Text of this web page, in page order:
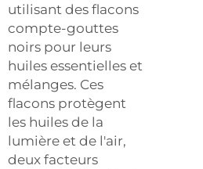
utilisant des flacons
compte-gouttes
noirs pour leurs
huiles essentielles et
mélanges. Ces
flacons protègent
les huiles de la
lumière et de l'air,
deux facteurs